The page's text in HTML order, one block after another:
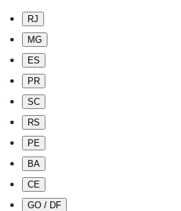
RJ
MG
ES
PR
SC
RS
PE
BA
CE
GO / DF